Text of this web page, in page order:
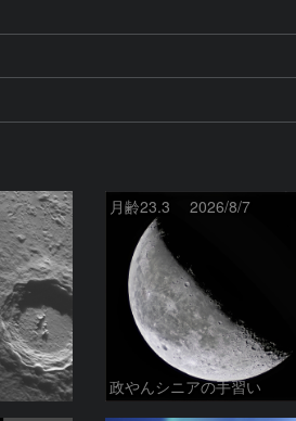
月齢23.3 2026/8/7
政やんシニアの手習い